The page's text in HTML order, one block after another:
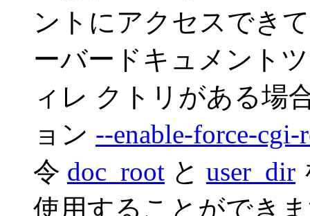
ントにアクセスでき
ーバードキュメント
ィレ クトリがある場
ョン --enable-force-cgi-
令 doc_root と user_dir
使用することができ